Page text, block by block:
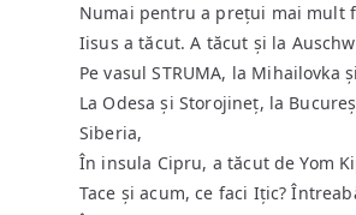
Numai pentru a prețui mai mult
Iisus a tăcut. A tăcut și la
Pe vasul STRUMA, la Mihailovka
La Odesa și Storojineț, la
Siberia,
În insula Cipru, a tăcut de Yom
Tace și acum, ce faci Ițic?